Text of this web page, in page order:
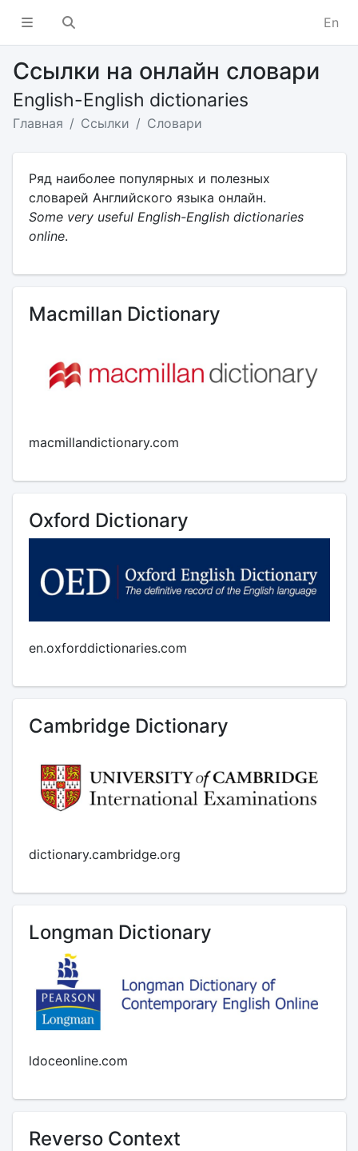
En
Ссылки на онлайн словари
English-English dictionaries
Главная Ссылки Словари
Ряд наиболее популярных и полезных
словарей Английского языка онлайн.
Some very useful English-English dictionaries
online.
Macmillan Dictionary
macmillandictionary.com
Oxford Dictionary
en.oxforddictionaries.com
Cambridge Dictionary
dictionary.cambridge.org
Longman Dictionary
ldoceonline.com
Reverso Context